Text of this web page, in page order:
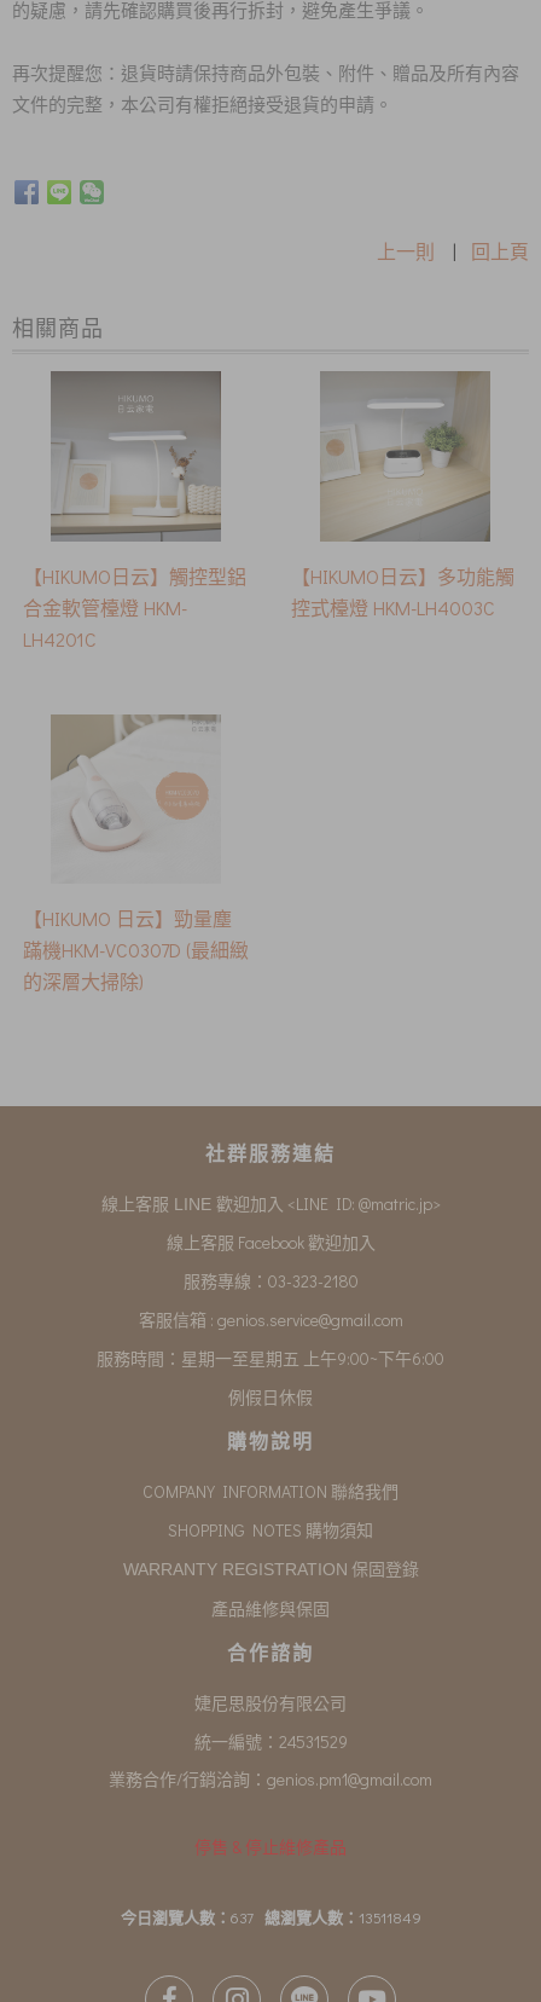
的疑慮，請先確認購買後再行拆封，避免產生爭議。
再次提醒您：退貨時請保持商品外包裝、附件、贈品及所有內容
文件的完整，本公司有權拒絕接受退貨的申請。
上一則 | 回上頁
相關商品
【HIKUMO日云】觸控型鋁
合金軟管檯燈 HKM-
LH4201C
【HIKUMO日云】多功能觸
控式檯燈 HKM-LH4003C
【HIKUMO 日云】勁量塵
蹣機HKM-VC0307D (最細緻
的深層大掃除)
社群服務連結
線上客服 LINE 歡迎加入 <LINE ID: @matric.jp>
線上客服 Facebook 歡迎加入
服務專線：03-323-2180
客服信箱 : genios.service@gmail.com
服務時間：星期一至星期五 上午9:00~下午6:00
例假日休假
購物說明
COMPANY INFORMATION 聯絡我們
SHOPPING NOTES 購物須知
WARRANTY REGISTRATION 保固登錄
產品維修與保固
合作諮詢
婕尼思股份有限公司
統一編號：24531529
業務合作/行銷洽詢： genios.pm1@gmail.com
停售 & 停止維修產品
今日瀏覽人數： 637 總瀏覽人數： 13511849